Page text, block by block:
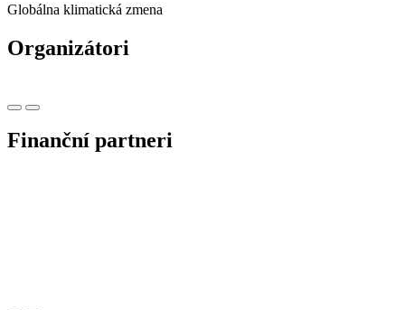
Globálna klimatická zmena
Organizátori
Finanční partneri